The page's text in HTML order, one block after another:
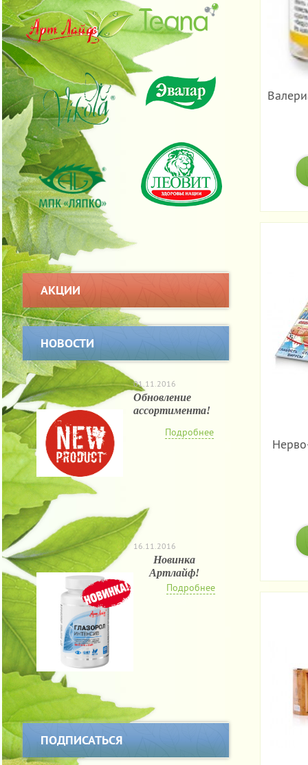
АКЦИИ
НОВОСТИ
01.11.2016
Обновление
ассортимента!
Подробнее
16.11.2016
Новинка
Артлайф!
Подробнее
ПОДПИСАТЬСЯ